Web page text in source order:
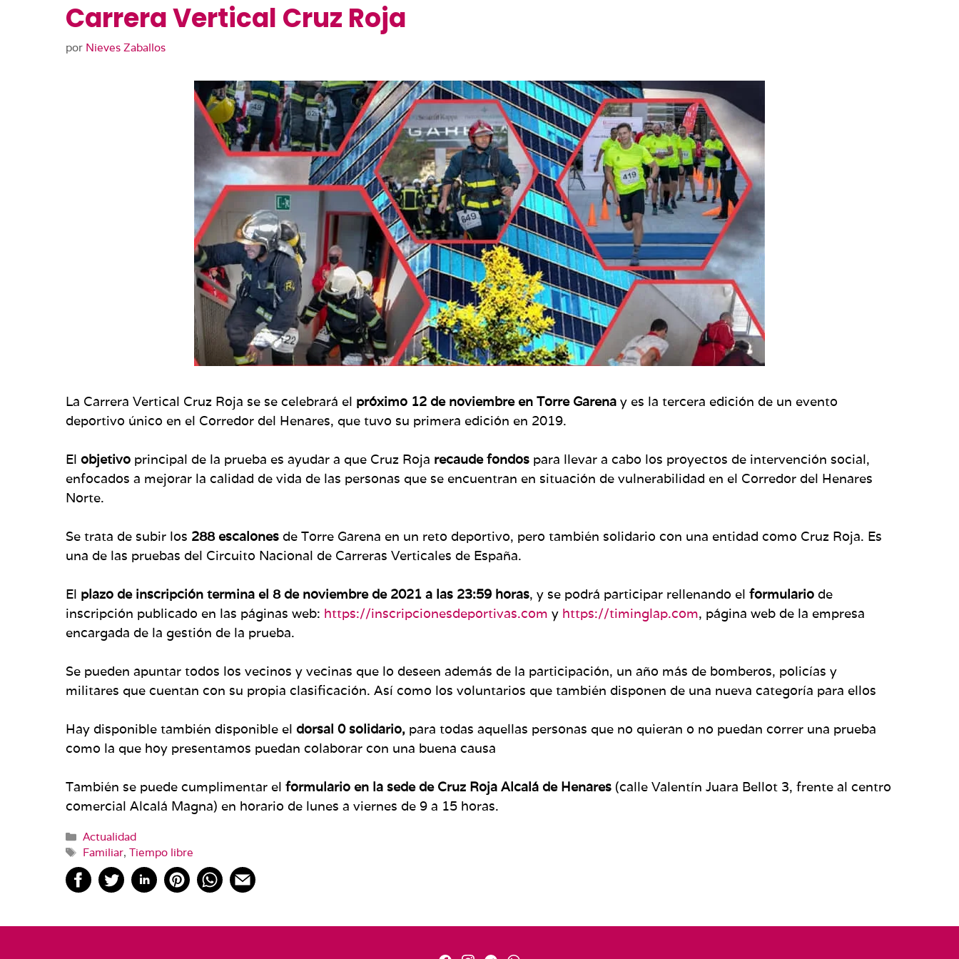
Carrera Vertical Cruz Roja
por Nieves Zaballos
La Carrera Vertical Cruz Roja se se celebrará el próximo 12 de noviembre en Torre Garena y es la tercera edición de un evento
deportivo único en el Corredor del Henares, que tuvo su primera edición en 2019.
El objetivo principal de la prueba es ayudar a que Cruz Roja recaude fondos para llevar a cabo los proyectos de intervención social,
enfocados a mejorar la calidad de vida de las personas que se encuentran en situación de vulnerabilidad en el Corredor del Henares
Norte.
Se trata de subir los 288 escalones de Torre Garena en un reto deportivo, pero también solidario con una entidad como Cruz Roja. Es
una de las pruebas del Circuito Nacional de Carreras Verticales de España.
El plazo de inscripción termina el 8 de noviembre de 2021 a las 23:59 horas, y se podrá participar rellenando el formulario de
inscripción publicado en las páginas web: https://inscripcionesdeportivas.com y https://timinglap.com, página web de la empresa
encargada de la gestión de la prueba.
Se pueden apuntar todos los vecinos y vecinas que lo deseen además de la participación, un año más de bomberos, policías y
militares que cuentan con su propia clasificación. Así como los voluntarios que también disponen de una nueva categoría para ellos
Hay disponible también disponible el dorsal 0 solidario, para todas aquellas personas que no quieran o no puedan correr una prueba
como la que hoy presentamos puedan colaborar con una buena causa
También se puede cumplimentar el formulario en la sede de Cruz Roja Alcalá de Henares (calle Valentín Juara Bellot 3, frente al centro
comercial Alcalá Magna) en horario de lunes a viernes de 9 a 15 horas.
Categorías
Actualidad
Etiquetas
Familiar,Tiempo libre